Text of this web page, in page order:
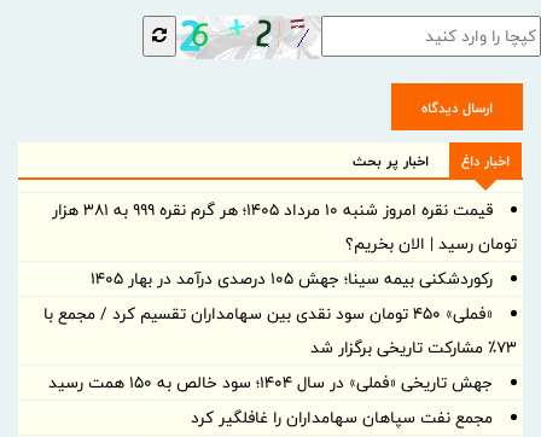
ارسال دیدگاه
اخبار داغ اخبار پر بحث
قیمت نقره امروز شنبه ۱۰ مرداد ۱۴۰۵؛ هر گرم نقره ۹۹۹ به ۳۸۱ هزار
تومان رسید | الان بخریم؟
رکوردشکنی بیمه سینا؛ جهش 105 درصدی درآمد در بهار 1405
«فملی» ۴۵۰ تومان سود نقدی بین سهامداران تقسیم کرد / مجمع با
۷۳٪ مشارکت تاریخی برگزار شد
جهش تاریخی «فملی» در سال ۱۴۰۴؛ سود خالص به ۱۵۰ همت رسید
مجمع نفت سپاهان سهامداران را غافلگیر کرد